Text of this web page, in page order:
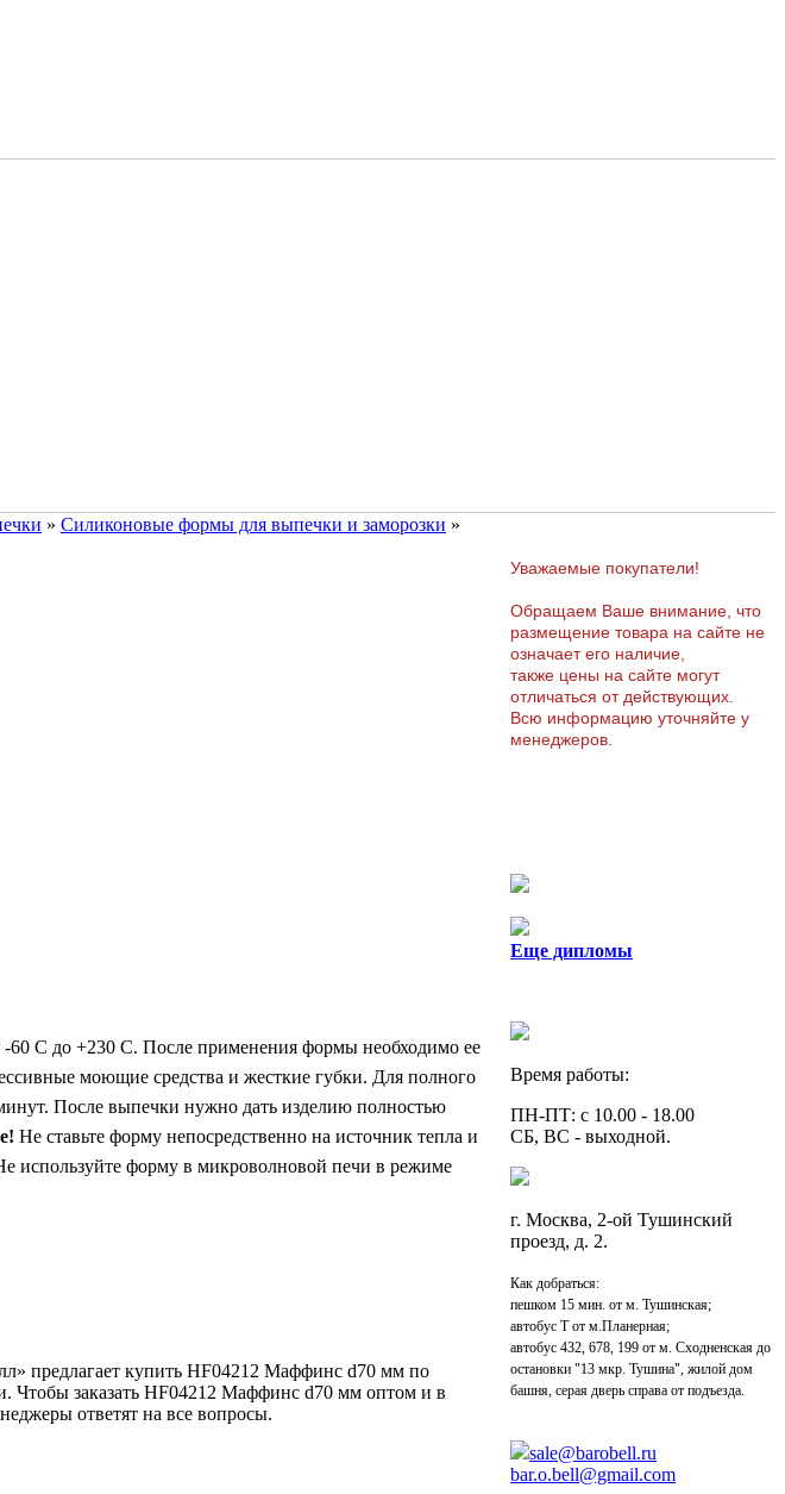
» Силиконовые формы для выпечки и заморозки »
60 С до +230 С. После применения формы необходимо ее
моющие средства и жесткие губки. Для полного
После выпечки нужно дать изделию полностью
Не ставьте форму непосредственно на источник тепла и
используйте форму в микроволновой печи в режиме
предлагает купить HF04212 Маффинс d70 мм по
Чтобы заказать HF04212 Маффинс d70 мм оптом и в
ответят на все вопросы.
Уважаемые покупатели!
Обращаем Ваше внимание, что
размещение товара на сайте не
означает его наличие,
также цены на сайте могут
отличаться от действующих.
Всю информацию уточняйте у
менеджеров.
Еще дипломы
Время работы:
ПН-ПТ: с 10.00 - 18.00
СБ, ВС - выходной.
г. Москва, 2-ой Тушинский
проезд, д. 2.
Как добраться:
пешком 15 мин. от м. Тушинская;
автобус Т от м.Планерная;
автобус 432, 678, 199 от м. Сходненская до
остановки "13 мкр. Тушина", жилой дом
башня, серая дверь справа от подъезда.
sale@barobell.ru
bar.o.bell@gmail.com